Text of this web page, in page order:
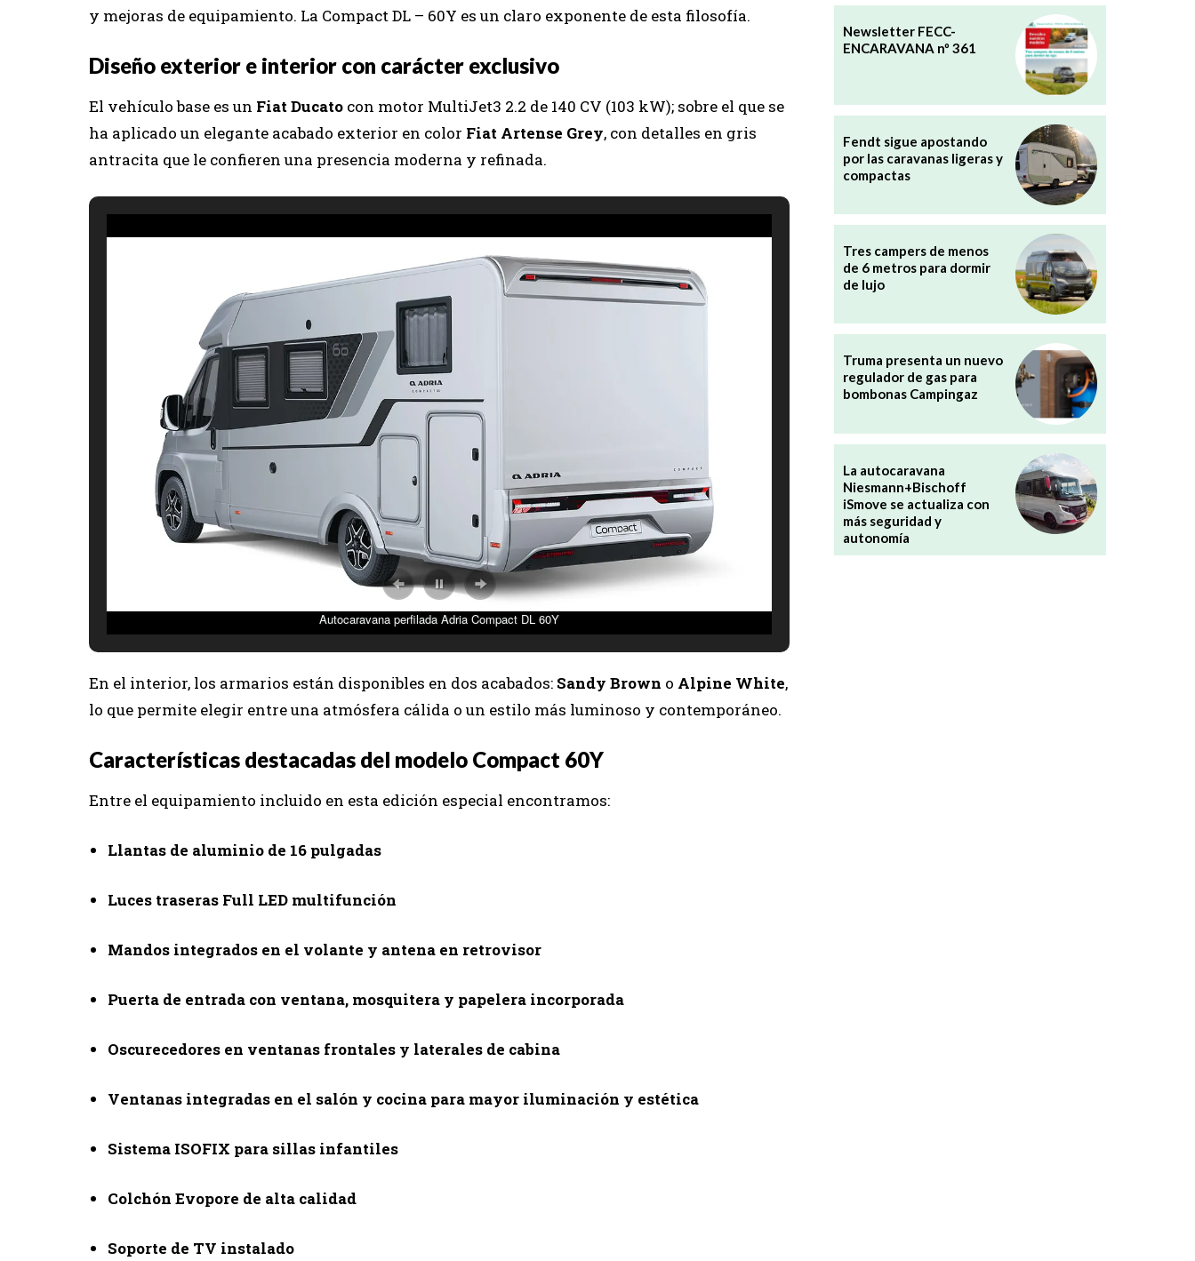
y mejoras de equipamiento. La Compact DL – 60Y es un claro exponente de esta filosofía.
Diseño exterior e interior con carácter exclusivo
El vehículo base es un Fiat Ducato con motor MultiJet3 2.2 de 140 CV (103 kW); sobre el que se
ha aplicado un elegante acabado exterior en color Fiat Artense Grey, con detalles en gris
antracita que le confieren una presencia moderna y refinada.
Autocaravana perfilada Adria Compact DL 60Y
En el interior, los armarios están disponibles en dos acabados: Sandy Brown o Alpine White,
lo que permite elegir entre una atmósfera cálida o un estilo más luminoso y contemporáneo.
Características destacadas del modelo Compact 60Y
Entre el equipamiento incluido en esta edición especial encontramos:
Llantas de aluminio de 16 pulgadas
Luces traseras Full LED multifunción
Mandos integrados en el volante y antena en retrovisor
Puerta de entrada con ventana, mosquitera y papelera incorporada
Oscurecedores en ventanas frontales y laterales de cabina
Ventanas integradas en el salón y cocina para mayor iluminación y estética
Sistema ISOFIX para sillas infantiles
Colchón Evopore de alta calidad
Soporte de TV instalado
Newsletter FECC-
ENCARAVANA nº 361
Fendt sigue apostando
por las caravanas ligeras y
compactas
Tres campers de menos
de 6 metros para dormir
de lujo
Truma presenta un nuevo
regulador de gas para
bombonas Campingaz
La autocaravana
Niesmann+Bischoff
iSmove se actualiza con
más seguridad y
autonomía